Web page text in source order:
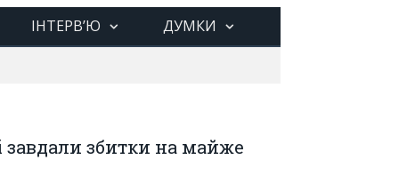
ІНТЕРВ’Ю ДУМКИ
завдали збитки на майже